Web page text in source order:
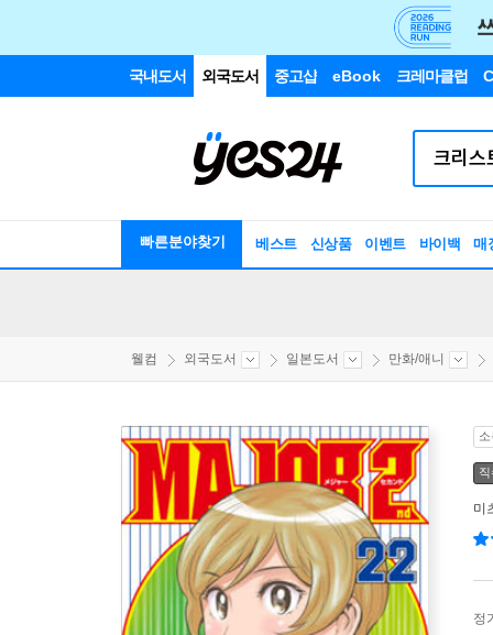
국내도서 외국도서 중고샵 eBook 크레마클럽
빠른분야찾기 베스트 신상품 이벤트 바이백 매
웰컴 외국도서 일본도서 만화/애니
미
정